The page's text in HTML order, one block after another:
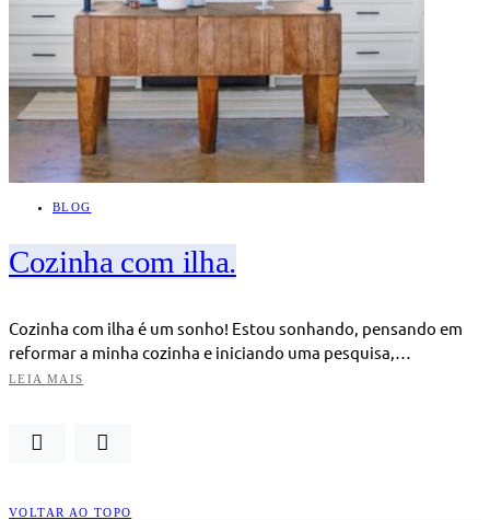
BLOG
Cozinha com ilha.
Cozinha com ilha é um sonho! Estou sonhando, pensando em
reformar a minha cozinha e iniciando uma pesquisa,…
LEIA MAIS
VOLTAR AO TOPO